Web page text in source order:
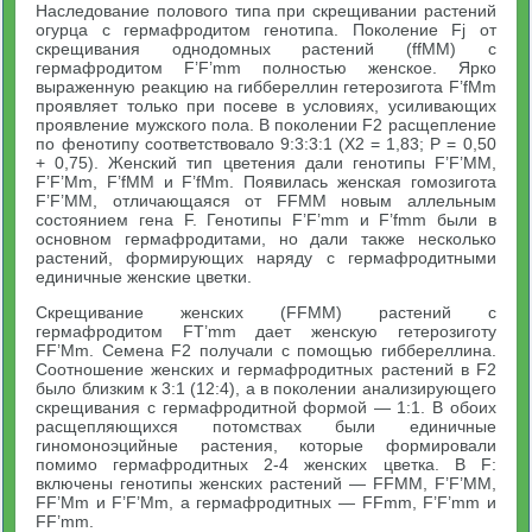
Наследование полового типа при скрещивании растений
огурца с гермафродитом генотипа. Поколение Fj от
скрещивания однодомных растений (ffMM) с
гермафродитом F’F’mm полностью женское. Ярко
выраженную реакцию на гиббереллин гетерозигота F’fMm
проявляет только при посеве в условиях, усиливающих
проявление мужского пола. В поколении F2 расщепление
по фенотипу соответствовало 9:3:3:1 (X2 = 1,83; Р = 0,50
+ 0,75). Женский тип цветения дали генотипы F’F’MM,
F’F’Mm, F’fMM и F’fMm. Появилась женская гомозигота
F’F’MM, отличающаяся от FFMM новым аллельным
состоянием гена F. Генотипы F’F’mm и F’fmm были в
основном гермафродитами, но дали также несколько
растений, формирующих наряду с гермафродитными
единичные женские цветки.
Скрещивание женских (FFMM) растений с
гермафродитом FT’mm дает женскую гетерозиготу
FF’Mm. Семена F2 получали с помощью гиббереллина.
Соотношение женских и гермафродитных растений в F2
было близким к 3:1 (12:4), а в поколении анализирующего
скрещивания с гермафродитной формой — 1:1. В обоих
расщепляющихся потомствах были единичные
гиномоноэцийные растения, которые формировали
помимо гермафродитных 2-4 женских цветка. В F:
включены генотипы женских растений — FFMM, F’F’MM,
FF’Mm и F’F’Mm, а гермафродитных — FFmm, F’F’mm и
FF’mm.